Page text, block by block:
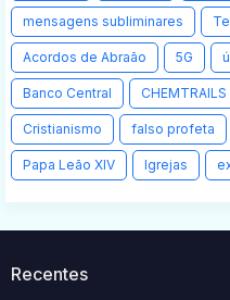
mensagens subliminares
Acordos de Abraão 5G
Banco Central CHEMTRAILS
Cristianismo falso profeta
Papa Leão XIV Igrejas
Recentes